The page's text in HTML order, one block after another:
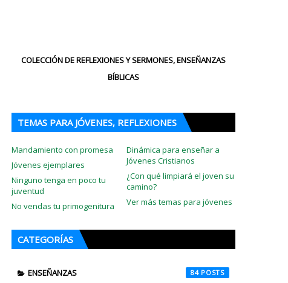
COLECCIÓN DE REFLEXIONES Y SERMONES, ENSEÑANZAS
BÍBLICAS
TEMAS PARA JÓVENES, REFLEXIONES
Mandamiento con promesa
Dinámica para enseñar a
Jóvenes Cristianos
Jóvenes ejemplares
¿Con qué limpiará el joven su
camino?
Ninguno tenga en poco tu
juventud
Ver más temas para jóvenes
No vendas tu primogenitura
CATEGORÍAS
ENSEÑANZAS 84